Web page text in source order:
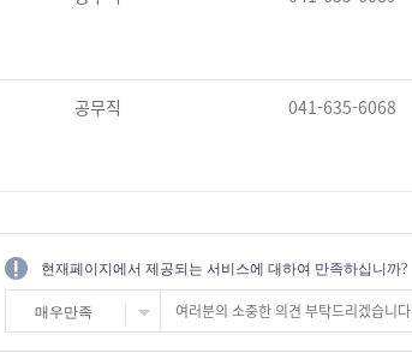
공무직 041-635-6068
현재페이지에서 제공되는 서비스에 대하여 만족하십니까?
매우만족